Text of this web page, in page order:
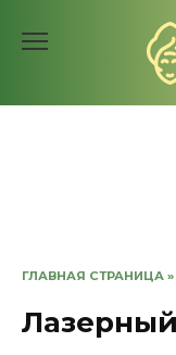
ГЛАВНАЯ СТРАНИЦА »